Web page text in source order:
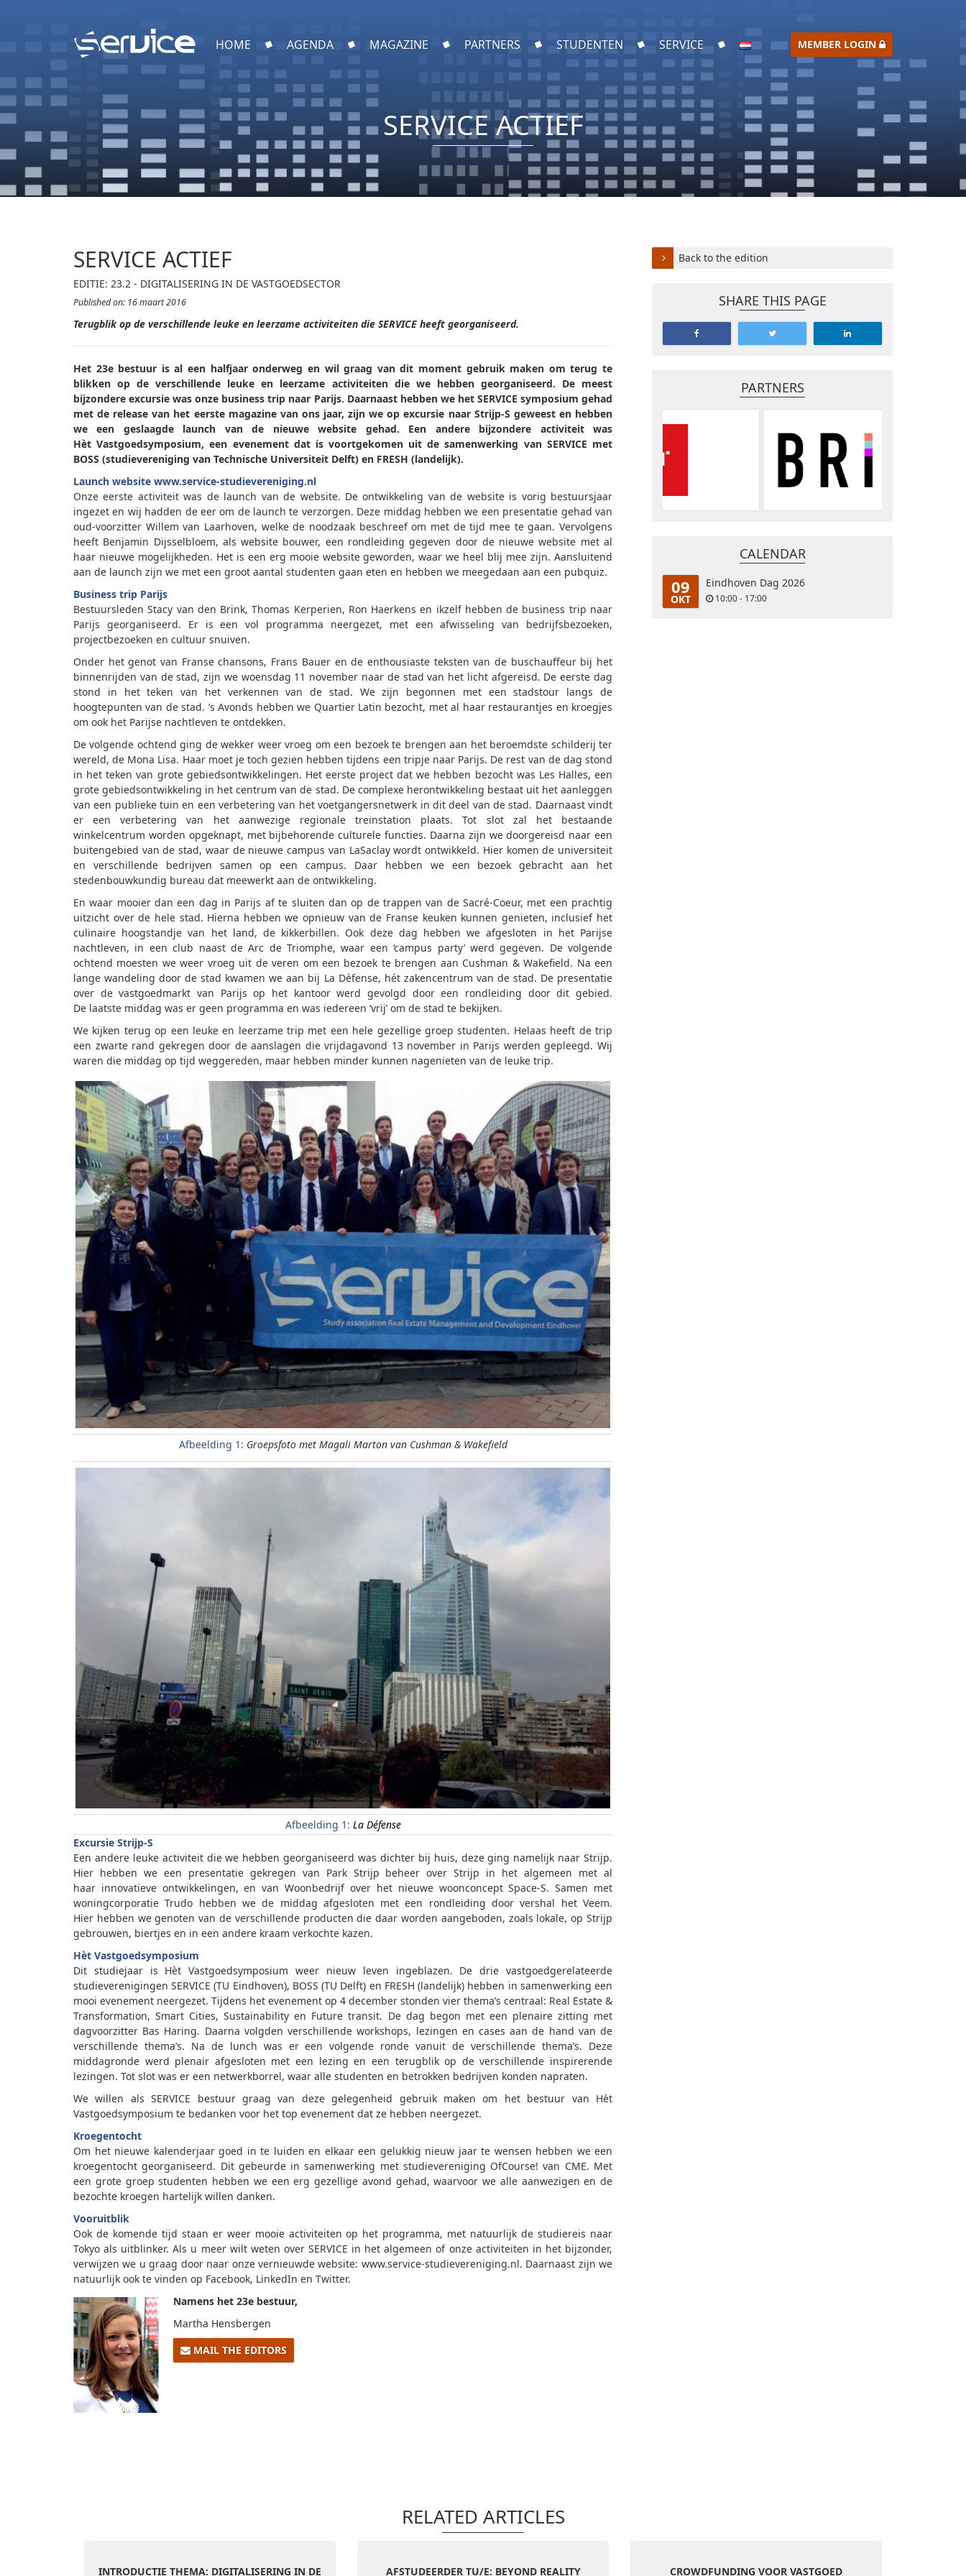
HOME AGENDA MAGAZINE PARTNERS STUDENTEN SERVICE MEMBER LOGIN
SERVICE ACTIEF
SERVICE ACTIEF
EDITIE: 23.2 - DIGITALISERING IN DE VASTGOEDSECTOR
Published on: 16 maart 2016
Terugblik op de verschillende leuke en leerzame activiteiten die SERVICE heeft georganiseerd.
Het 23e bestuur is al een halfjaar onderweg en wil graag van dit moment gebruik maken om terug te
blikken op de verschillende leuke en leerzame activiteiten die we hebben georganiseerd. De meest
bijzondere excursie was onze business trip naar Parijs. Daarnaast hebben we het SERVICE symposium gehad
met de release van het eerste magazine van ons jaar, zijn we op excursie naar Strijp-S geweest en hebben
we een geslaagde launch van de nieuwe website gehad. Een andere bijzondere activiteit was
Hèt Vastgoedsymposium, een evenement dat is voortgekomen uit de samenwerking van SERVICE met
BOSS (studievereniging van Technische Universiteit Delft) en FRESH (landelijk).
Launch website www.service-studievereniging.nl
Onze eerste activiteit was de launch van de website. De ontwikkeling van de website is vorig bestuursjaar
ingezet en wij hadden de eer om de launch te verzorgen. Deze middag hebben we een presentatie gehad van
oud-voorzitter Willem van Laarhoven, welke de noodzaak beschreef om met de tijd mee te gaan. Vervolgens
heeft Benjamin Dijsselbloem, als website bouwer, een rondleiding gegeven door de nieuwe website met al
haar nieuwe mogelijkheden. Het is een erg mooie website geworden, waar we heel blij mee zijn. Aansluitend
aan de launch zijn we met een groot aantal studenten gaan eten en hebben we meegedaan aan een pubquiz.
Business trip Parijs
Bestuursleden Stacy van den Brink, Thomas Kerperien, Ron Haerkens en ikzelf hebben de business trip naar
Parijs georganiseerd. Er is een vol programma neergezet, met een afwisseling van bedrijfsbezoeken,
projectbezoeken en cultuur snuiven.
Onder het genot van Franse chansons, Frans Bauer en de enthousiaste teksten van de buschauffeur bij het
binnenrijden van de stad, zijn we woensdag 11 november naar de stad van het licht afgereisd. De eerste dag
stond in het teken van het verkennen van de stad. We zijn begonnen met een stadstour langs de
hoogtepunten van de stad. ’s Avonds hebben we Quartier Latin bezocht, met al haar restaurantjes en kroegjes
om ook het Parijse nachtleven te ontdekken.
De volgende ochtend ging de wekker weer vroeg om een bezoek te brengen aan het beroemdste schilderij ter
wereld, de Mona Lisa. Haar moet je toch gezien hebben tijdens een tripje naar Parijs. De rest van de dag stond
in het teken van grote gebiedsontwikkelingen. Het eerste project dat we hebben bezocht was Les Halles, een
grote gebiedsontwikkeling in het centrum van de stad. De complexe herontwikkeling bestaat uit het aanleggen
van een publieke tuin en een verbetering van het voetgangersnetwerk in dit deel van de stad. Daarnaast vindt
er een verbetering van het aanwezige regionale treinstation plaats. Tot slot zal het bestaande
winkelcentrum worden opgeknapt, met bijbehorende culturele functies. Daarna zijn we doorgereisd naar een
buitengebied van de stad, waar de nieuwe campus van LaSaclay wordt ontwikkeld. Hier komen de universiteit
en verschillende bedrijven samen op een campus. Daar hebben we een bezoek gebracht aan het
stedenbouwkundig bureau dat meewerkt aan de ontwikkeling.
En waar mooier dan een dag in Parijs af te sluiten dan op de trappen van de Sacré-Coeur, met een prachtig
uitzicht over de hele stad. Hierna hebben we opnieuw van de Franse keuken kunnen genieten, inclusief het
culinaire hoogstandje van het land, de kikkerbillen. Ook deze dag hebben we afgesloten in het Parijse
nachtleven, in een club naast de Arc de Triomphe, waar een ‘campus party’ werd gegeven. De volgende
ochtend moesten we weer vroeg uit de veren om een bezoek te brengen aan Cushman & Wakefield. Na een
lange wandeling door de stad kwamen we aan bij La Défense, hét zakencentrum van de stad. De presentatie
over de vastgoedmarkt van Parijs op het kantoor werd gevolgd door een rondleiding door dit gebied.
De laatste middag was er geen programma en was iedereen ‘vrij’ om de stad te bekijken.
We kijken terug op een leuke en leerzame trip met een hele gezellige groep studenten. Helaas heeft de trip
een zwarte rand gekregen door de aanslagen die vrijdagavond 13 november in Parijs werden gepleegd. Wij
waren die middag op tijd weggereden, maar hebben minder kunnen nagenieten van de leuke trip.
Afbeelding 1: Groepsfoto met Magali Marton van Cushman & Wakefield
Afbeelding 1: La Défense
Excursie Strijp-S
Een andere leuke activiteit die we hebben georganiseerd was dichter bij huis, deze ging namelijk naar Strijp.
Hier hebben we een presentatie gekregen van Park Strijp beheer over Strijp in het algemeen met al
haar innovatieve ontwikkelingen, en van Woonbedrijf over het nieuwe woonconcept Space-S. Samen met
woningcorporatie Trudo hebben we de middag afgesloten met een rondleiding door vershal het Veem.
Hier hebben we genoten van de verschillende producten die daar worden aangeboden, zoals lokale, op Strijp
gebrouwen, biertjes en in een andere kraam verkochte kazen.
Hèt Vastgoedsymposium
Dit studiejaar is Hèt Vastgoedsymposium weer nieuw leven ingeblazen. De drie vastgoedgerelateerde
studieverenigingen SERVICE (TU Eindhoven), BOSS (TU Delft) en FRESH (landelijk) hebben in samenwerking een
mooi evenement neergezet. Tijdens het evenement op 4 december stonden vier thema’s centraal: Real Estate &
Transformation, Smart Cities, Sustainability en Future transit. De dag begon met een plenaire zitting met
dagvoorzitter Bas Haring. Daarna volgden verschillende workshops, lezingen en cases aan de hand van de
verschillende thema’s. Na de lunch was er een volgende ronde vanuit de verschillende thema’s. Deze
middagronde werd plenair afgesloten met een lezing en een terugblik op de verschillende inspirerende
lezingen. Tot slot was er een netwerkborrel, waar alle studenten en betrokken bedrijven konden napraten.
We willen als SERVICE bestuur graag van deze gelegenheid gebruik maken om het bestuur van Hèt
Vastgoedsymposium te bedanken voor het top evenement dat ze hebben neergezet.
Kroegentocht
Om het nieuwe kalenderjaar goed in te luiden en elkaar een gelukkig nieuw jaar te wensen hebben we een
kroegentocht georganiseerd. Dit gebeurde in samenwerking met studievereniging OfCourse! van CME. Met
een grote groep studenten hebben we een erg gezellige avond gehad, waarvoor we alle aanwezigen en de
bezochte kroegen hartelijk willen danken.
Vooruitblik
Ook de komende tijd staan er weer mooie activiteiten op het programma, met natuurlijk de studiereis naar
Tokyo als uitblinker. Als u meer wilt weten over SERVICE in het algemeen of onze activiteiten in het bijzonder,
verwijzen we u graag door naar onze vernieuwde website: www.service-studievereniging.nl. Daarnaast zijn we
natuurlijk ook te vinden op Facebook, LinkedIn en Twitter.
Namens het 23e bestuur,
Martha Hensbergen
MAIL THE EDITORS
Back to the edition
SHARE THIS PAGE
PARTNERS
CALENDAR
09
OKT
Eindhoven Dag 2026
10:00 - 17:00
RELATED ARTICLES
INTRODUCTIE THEMA: DIGITALISERING IN DE AFSTUDEERDER TU/E: BEYOND REALITY CROWDFUNDING VOOR VASTGOED